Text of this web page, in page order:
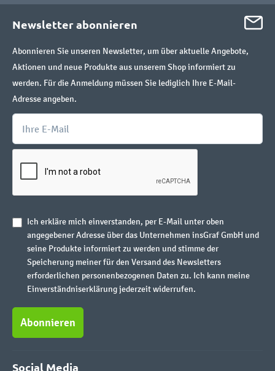
Newsletter abonnieren
Abonnieren Sie unseren Newsletter, um über aktuelle Angebote,
Aktionen und neue Produkte aus unserem Shop informiert zu
werden. Für die Anmeldung müssen Sie lediglich Ihre E-Mail-
Adresse angeben.
Ich erkläre mich einverstanden, per E-Mail unter oben
angegebener Adresse über das Unternehmen insGraf GmbH und
seine Produkte informiert zu werden und stimme der
Speicherung meiner für den Versand des Newsletters
erforderlichen personenbezogenen Daten zu. Ich kann meine
Einverständniserklärung jederzeit widerrufen.
Abonnieren
Social Media